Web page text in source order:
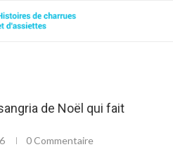
de Noël qui fait
0 Commentaire